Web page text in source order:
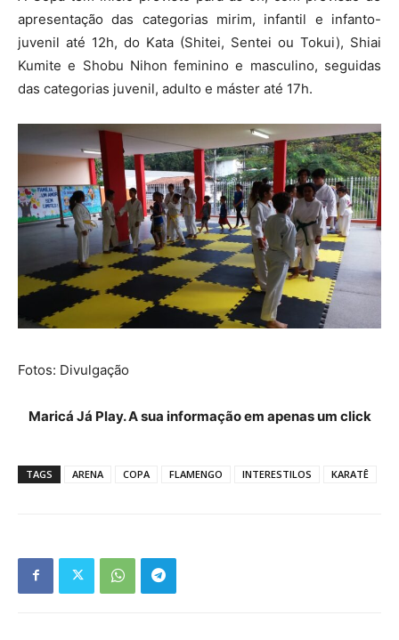
apresentação das categorias mirim, infantil e infanto-
juvenil até 12h, do Kata (Shitei, Sentei ou Tokui), Shiai
Kumite e Shobu Nihon feminino e masculino, seguidas
das categorias juvenil, adulto e máster até 17h.
Fotos: Divulgação
Maricá Já Play. A sua informação em apenas um click
TAGS ARENA COPA FLAMENGO INTERESTILOS KARATÊ